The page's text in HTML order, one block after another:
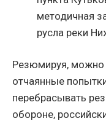
методичная
русла реки
Резюмируя, можно
отчаянные
перебрасывать
обороне,